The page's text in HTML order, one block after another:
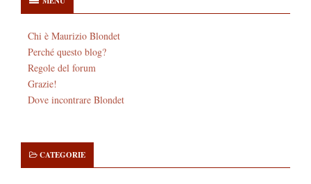
Chi è Maurizio Blondet
Perché questo blog?
Regole del forum
Grazie!
Dove incontrare Blondet
CATEGORIE